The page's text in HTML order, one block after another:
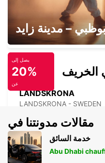
MALMO BULLTOFTA
MALMO - SWEDEN
LANDSKRONA
LANDSKRONA - SWEDEN
– مدينة زايد
يصل إلى
20%
عن
الخريف
مقالات مدونتنا في
خدمة السائق
Abu Dhabi